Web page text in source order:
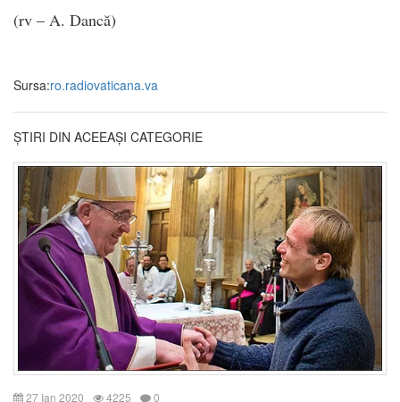
(rv – A. Dancă)
Sursa:ro.radiovaticana.va
ȘTIRI DIN ACEEAȘI CATEGORIE
27 Ian 2020 4225 0